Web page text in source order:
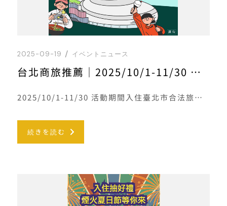
2025-09-19 イベントニュース
台北商旅推薦｜2025/10/1-11/30 來臺北有好宿
2025/10/1-11/30 活動期間入住臺北市合法旅宿，並完成登錄即享抽獎資格！詳情
続きを読む